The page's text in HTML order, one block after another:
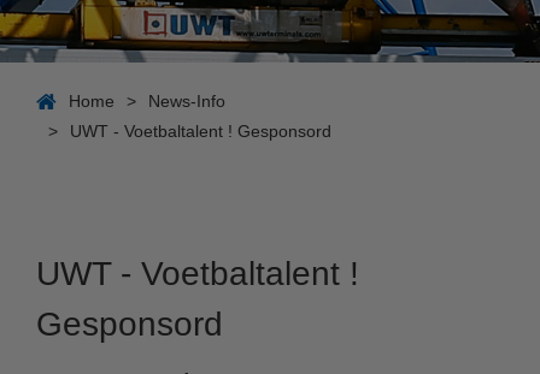
Home >
News-Info
>
UWT - Voetbaltalent ! Gesponsord
UWT - Voetbaltalent !
Gesponsord